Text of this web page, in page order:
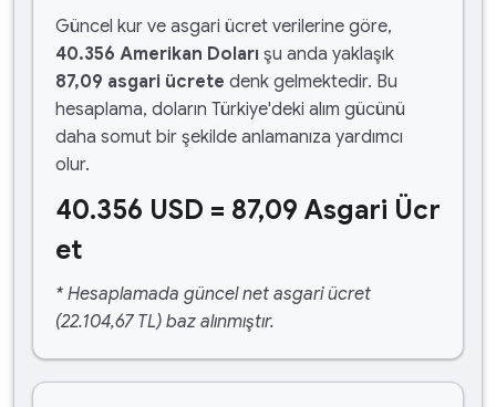
Güncel kur ve asgari ücret verilerine göre,
40.356 Amerikan Doları şu anda yaklaşık
87,09 asgari ücrete denk gelmektedir. Bu
hesaplama, doların Türkiye'deki alım gücünü
daha somut bir şekilde anlamanıza yardımcı
olur.
40.356 USD = 87,09 Asgari Ücr
et
* Hesaplamada güncel net asgari ücret
(22.104,67 TL) baz alınmıştır.